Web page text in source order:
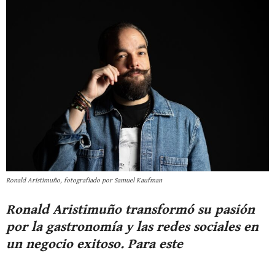
Ronald Aristimuño, fotografiado por Samuel Kaufman
Ronald Aristimuño transformó su pasión
por la gastronomía y las redes sociales en
un negocio exitoso. Para este